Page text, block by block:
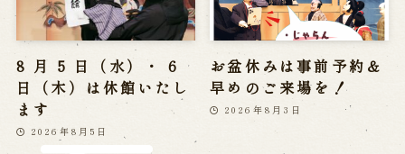
関連施設
通販サイトうずのくに
うずの丘大鳴門橋記念館
8 月 5 日（水）・ 6
日（木）は休館いたし
ます
2026年8月5日
お盆休みは事前予約＆
早めのご来場を！
2026年8月3日